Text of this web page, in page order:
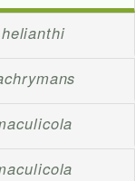
helianthi